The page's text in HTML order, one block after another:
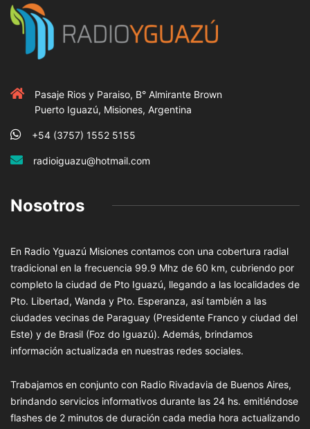
Pasaje Rios y Paraiso, B° Almirante Brown
Puerto Iguazú, Misiones, Argentina
+54 (3757) 1552 5155
radioiguazu@hotmail.com
Nosotros
En Radio Yguazú Misiones contamos con una cobertura radial
tradicional en la frecuencia 99.9 Mhz de 60 km, cubriendo por
completo la ciudad de Pto Iguazú, llegando a las localidades de
Pto. Libertad, Wanda y Pto. Esperanza, así también a las
ciudades vecinas de Paraguay (Presidente Franco y ciudad del
Este) y de Brasil (Foz do Iguazú). Además, brindamos
información actualizada en nuestras redes sociales.
Trabajamos en conjunto con Radio Rivadavia de Buenos Aires,
brindando servicios informativos durante las 24 hs. emitiéndose
flashes de 2 minutos de duración cada media hora actualizando